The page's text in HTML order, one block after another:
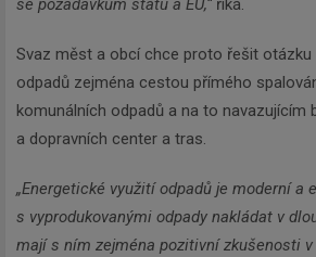
se požadavkům státu a EU,“říká.
Svaz měst a obcí chce proto řešit otázku
odpadů zejména cestou přímého
komunálních odpadů a na to navazujícím
a dopravních center a tras.
„Energetické využití odpadů je moderní a
s vyprodukovanými odpady nakládat v
mají s ním zejména pozitivní zkušenosti